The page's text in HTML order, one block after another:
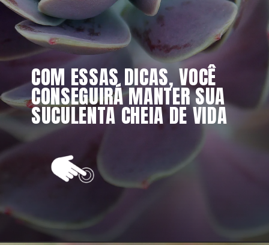
COM ESSAS DICAS, VOCÊ
CONSEGUIRÁ MANTER SUA
SUCULENTA CHEIA DE VIDA